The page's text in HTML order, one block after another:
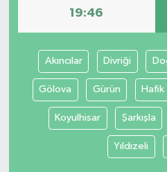
19:46
Akıncılar Divriği
Gölova Gürün Hafik
Koyulhisar Şarkışla
Yıldızeli
SPOR
TEKNOLOJİ
VEFATLAR